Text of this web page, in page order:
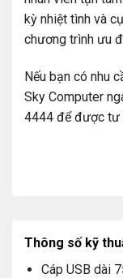
kỳ nhiệt tình và
chương trình ưu
Nếu bạn có nhu
Sky Computer
4444 để được tư
Thông số kỹ
Cáp USB dài